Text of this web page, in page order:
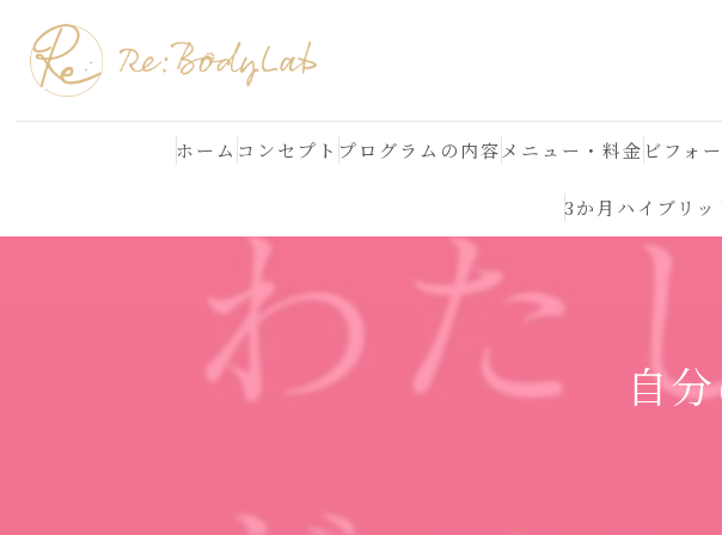
ホーム コンセプト プログラムの内容
結果が出る理由
よくある質問
メニュー・料金 ビフォ
3か月ハイブリ
自